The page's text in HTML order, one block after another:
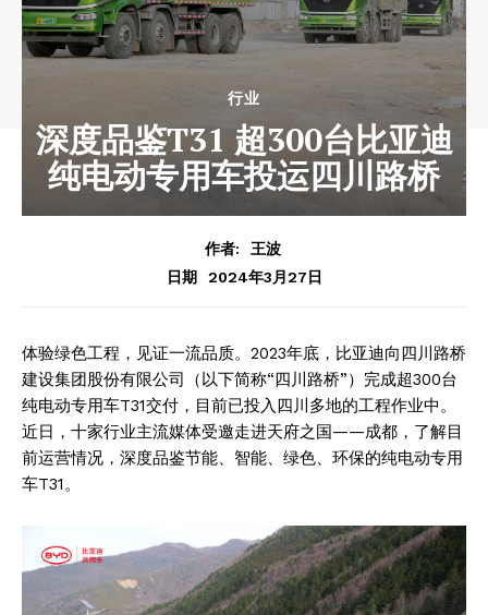
行业
深度品鉴T31 超300台比亚迪
纯电动专用车投运四川路桥
作者:
王波
日期
2024年3月27日
体验绿色工程，见证一流品质。2023年底，比亚迪向四川路桥
建设集团股份有限公司（以下简称“四川路桥”）完成超300台
纯电动专用车T31交付，目前已投入四川多地的工程作业中。
近日，十家行业主流媒体受邀走进天府之国——成都，了解目
前运营情况，深度品鉴节能、智能、绿色、环保的纯电动专用
车T31。